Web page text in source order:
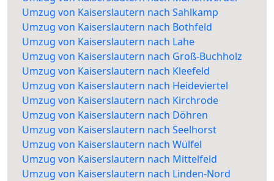
Umzug von Kaiserslautern nach Sahlkamp
Umzug von Kaiserslautern nach Bothfeld
Umzug von Kaiserslautern nach Lahe
Umzug von Kaiserslautern nach Groß-Buchholz
Umzug von Kaiserslautern nach Kleefeld
Umzug von Kaiserslautern nach Heideviertel
Umzug von Kaiserslautern nach Kirchrode
Umzug von Kaiserslautern nach Döhren
Umzug von Kaiserslautern nach Seelhorst
Umzug von Kaiserslautern nach Wülfel
Umzug von Kaiserslautern nach Mittelfeld
Umzug von Kaiserslautern nach Linden-Nord